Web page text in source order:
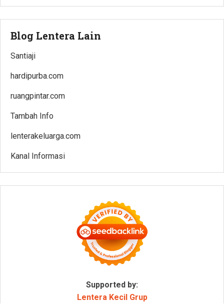
Blog Lentera Lain
Santiaji
hardipurba.com
ruangpintar.com
Tambah Info
lenterakeluarga.com
Kanal Informasi
Supported by:
Lentera Kecil Grup